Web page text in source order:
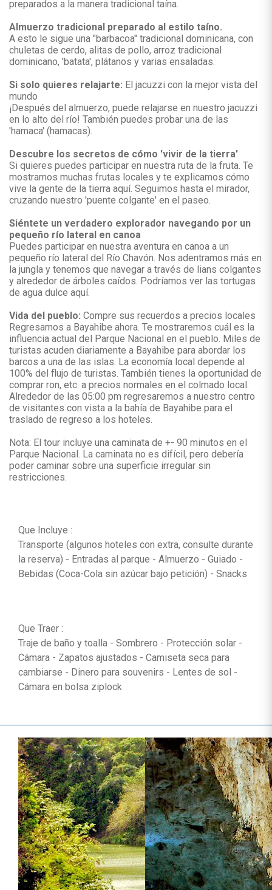
preparados a la manera tradicional taína.
Almuerzo tradicional preparado al estilo taíno.
A esto le sigue una "barbacoa" tradicional dominicana, con
chuletas de cerdo, alitas de pollo, arroz tradicional
dominicano, 'batata', plátanos y varias ensaladas.
Si solo quieres relajarte: El jacuzzi con la mejor vista del
mundo
¡Después del almuerzo, puede relajarse en nuestro jacuzzi
en lo alto del río! También puedes probar una de las
'hamaca' (hamacas).
Descubre los secretos de cómo 'vivir de la tierra'
Si quieres puedes participar en nuestra ruta de la fruta. Te
mostramos muchas frutas locales y te explicamos cómo
vive la gente de la tierra aquí. Seguimos hasta el mirador,
cruzando nuestro 'puente colgante' en el paseo.
Siéntete un verdadero explorador navegando por un
pequeño río lateral en canoa
Puedes participar en nuestra aventura en canoa a un
pequeño río lateral del Río Chavón. Nos adentramos más en
la jungla y tenemos que navegar a través de lians colgantes
y alrededor de árboles caídos. Podríamos ver las tortugas
de agua dulce aquí.
Vida del pueblo: Compre sus recuerdos a precios locales
Regresamos a Bayahibe ahora. Te mostraremos cuál es la
influencia actual del Parque Nacional en el pueblo. Miles de
turistas acuden diariamente a Bayahibe para abordar los
barcos a una de las islas. La economía local depende al
100% del flujo de turistas. También tienes la oportunidad de
comprar ron, etc. a precios normales en el colmado local.
Alrededor de las 05:00 pm regresaremos a nuestro centro
de visitantes con vista a la bahía de Bayahibe para el
traslado de regreso a los hoteles.
Nota: El tour incluye una caminata de +- 90 minutos en el
Parque Nacional. La caminata no es difícil, pero debería
poder caminar sobre una superficie irregular sin
restricciones.
Que Incluye :
Transporte (algunos hoteles con extra, consulte durante
la reserva) - Entradas al parque - Almuerzo - Guiado -
Bebidas (Coca-Cola sin azúcar bajo petición) - Snacks
Que Traer :
Traje de baño y toalla - Sombrero - Protección solar -
Cámara - Zapatos ajustados - Camiseta seca para
cambiarse - Dinero para souvenirs - Lentes de sol -
Cámara en bolsa ziplock